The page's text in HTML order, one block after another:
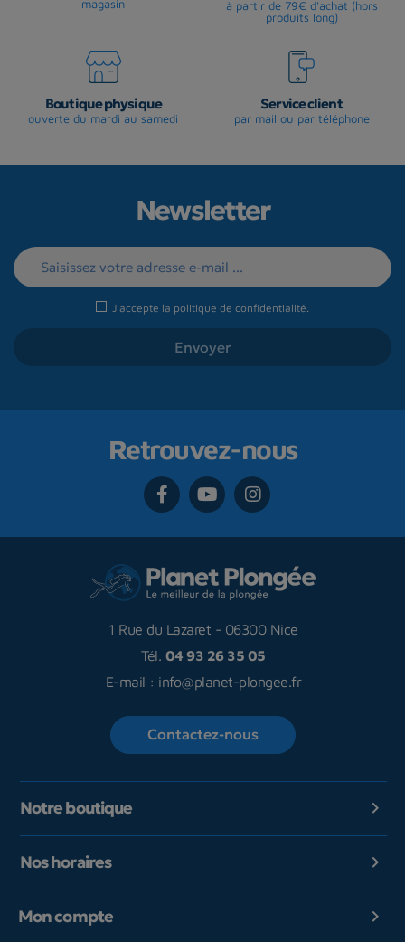
magasin
à partir de 79€ d'achat (hors
produits long)
Boutique physique
ouverte du mardi au samedi
Service client
par mail ou par téléphone
Newsletter
J'accepte la politique de confidentialité
Retrouvez-nous
1 Rue du Lazaret - 06300 Nice
Tél. 04 93 26 35 05
E-mail : info@planet-plongee.fr
Contactez-nous
Notre boutique 
Nos horaires 
Mon compte 